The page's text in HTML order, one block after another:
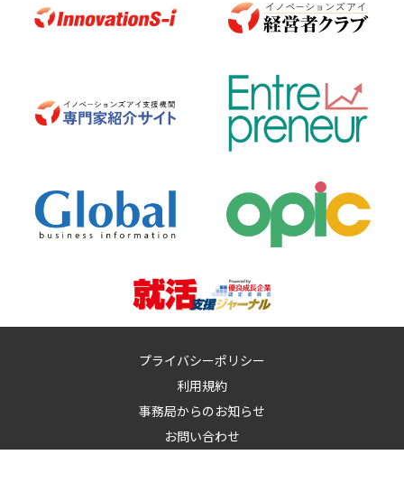
プライバシーポリシー
利用規約
事務局からのお知らせ
お問い合わせ